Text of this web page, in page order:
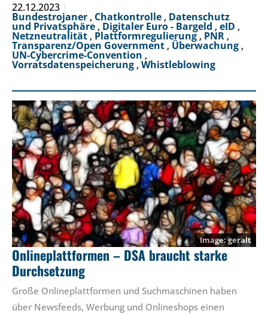
22.12.2023
Bundestrojaner , Chatkontrolle , Datenschutz
und Privatsphäre , Digitaler Euro - Bargeld , eID ,
Netzneutralität , Plattformregulierung, PNR ,
Transparenz/Open Government , Überwachung ,
UN-Cybercrime-Convention ,
Vorratsdatenspeicherung , Whistleblowing
geralt
Onlineplattformen – DSA braucht starke
Durchsetzung
Große Onlineplattformen und Suchmaschinen haben
über Newsfeeds, Werbung und Onlineshops einen